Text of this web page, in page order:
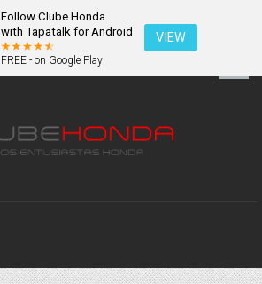
Follow Clube Honda
with Tapatalk for Android
FREE - on Google Play
VIEW